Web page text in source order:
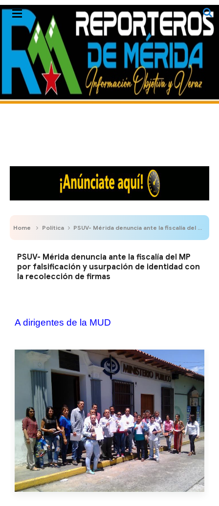
Home Política PSUV- Mérida denuncia ante la fiscalía del MP por falsificación y usurpación de identidad con la recolección de firmas
PSUV- Mérida denuncia ante la fiscalía del MP
por falsificación y usurpación de identidad con
la recolección de firmas
A dirigentes de la MUD